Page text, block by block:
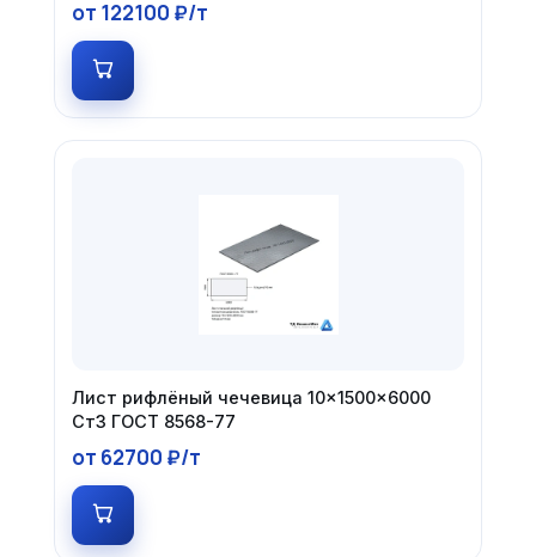
от 122100 ₽/т
Лист рифлёный чечевица 10×1500×6000
Ст3 ГОСТ 8568-77
от 62700 ₽/т